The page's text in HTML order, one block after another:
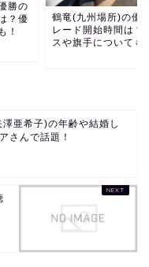
勝の
？優
！
鶴竜(九州場所)の優
レード開始時間は？
スや旗手についても
亜希子)の年齢や結婚し
さんで話題！